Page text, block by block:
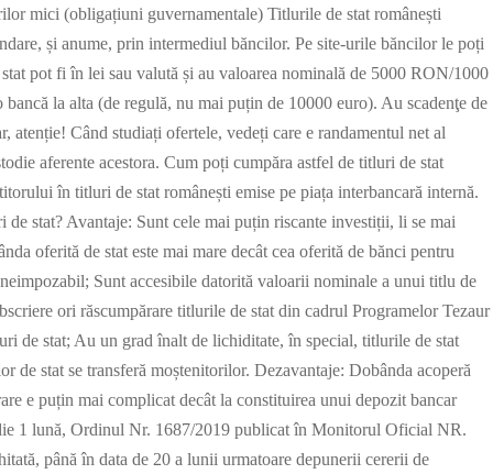
mici (obligațiuni guvernamentale) Titlurile de stat românești
și anume, prin intermediul băncilor. Pe site-urile băncilor le poți
pot fi în lei sau valută și au valoarea nominală de 5000 RON/1000
la alta (de regulă, nu mai puțin de 10000 euro). Au scadenţe de
atenție! Când studiați ofertele, vedeți care e randamentul net al
aferente acestora. Cum poți cumpăra astfel de titluri de stat
în titluri de stat românești emise pe piața interbancară internă.
stat? Avantaje: Sunt cele mai puțin riscante investiții, li se mai
oferită de stat este mai mare decât cea oferită de bănci pentru
Sunt accesibile datorită valoarii nominale a unui titlu de
ori răscumpărare titlurile de stat din cadrul Programelor Tezaur
de stat; Au un grad înalt de lichiditate, în special, titlurile de stat
de stat se transferă moștenitorilor. Dezavantaje: Dobânda acoperă
e puțin mai complicat decât la constituirea unui depozit bancar
1 lună, Ordinul Nr. 1687/2019 publicat în Monitorul Oficial NR.
până în data de 20 a lunii urmatoare depunerii cererii de